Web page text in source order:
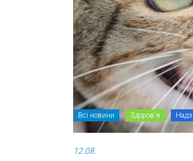
Всі новини Здоров'я
12.08.